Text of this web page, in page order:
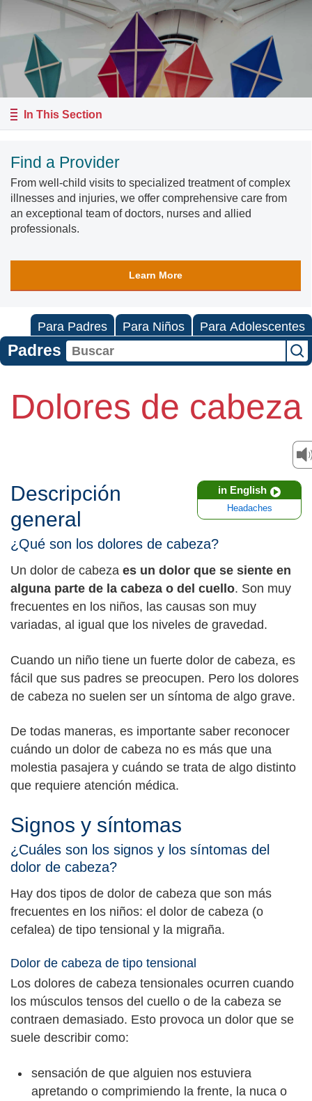
In This Section
Find a Provider
From well-child visits to specialized treatment of complex
illnesses and injuries, we offer comprehensive care from
an exceptional team of doctors, nurses and allied
professionals.
Learn More
Para Padres Para Niños Para Adolescentes
Padres
Dolores de cabeza
in English
Headaches
Descripción
general
¿Qué son los dolores de cabeza?
Un dolor de cabeza es un dolor que se siente en
alguna parte de la cabeza o del cuello. Son muy
frecuentes en los niños, las causas son muy
variadas, al igual que los niveles de gravedad.
Cuando un niño tiene un fuerte dolor de cabeza, es
fácil que sus padres se preocupen. Pero los dolores
de cabeza no suelen ser un síntoma de algo grave.
De todas maneras, es importante saber reconocer
cuándo un dolor de cabeza no es más que una
molestia pasajera y cuándo se trata de algo distinto
que requiere atención médica.
Signos y síntomas
¿Cuáles son los signos y los síntomas del
dolor de cabeza?
Hay dos tipos de dolor de cabeza que son más
frecuentes en los niños: el dolor de cabeza (o
cefalea) de tipo tensional y la migraña.
Dolor de cabeza de tipo tensional
Los dolores de cabeza tensionales ocurren cuando
los músculos tensos del cuello o de la cabeza se
contraen demasiado. Esto provoca un dolor que se
suele describir como:
sensación de que alguien nos estuviera
apretando o comprimiendo la frente, la nuca o